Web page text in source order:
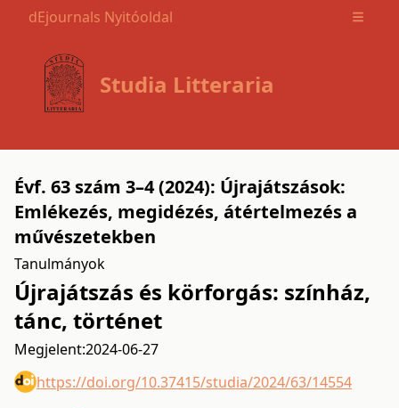
dEjournals Nyitóoldal Open
Studia Litteraria
Évf. 63 szám 3–4 (2024): Újrajátszások:
Emlékezés, megidézés, átértelmezés a
művészetekben
Tanulmányok
Újrajátszás és körforgás: színház,
tánc, történet
Megjelent:2024-06-27
https://doi.org/10.37415/studia/2024/63/14554